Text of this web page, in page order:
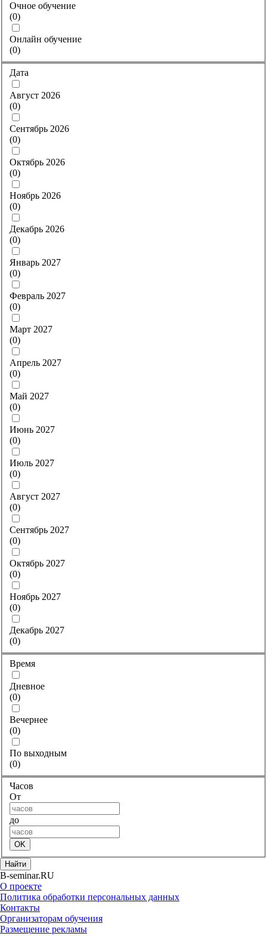
Очное обучение
(0)
Онлайн обучение
(0)
Дата
Август 2026
(0)
Сентябрь 2026
(0)
Октябрь 2026
(0)
Ноябрь 2026
(0)
Декабрь 2026
(0)
Январь 2027
(0)
Февраль 2027
(0)
Март 2027
(0)
Апрель 2027
(0)
Май 2027
(0)
Июнь 2027
(0)
Июль 2027
(0)
Август 2027
(0)
Сентябрь 2027
(0)
Октябрь 2027
(0)
Ноябрь 2027
(0)
Декабрь 2027
(0)
Время
Дневное
(0)
Вечернее
(0)
По выходным
(0)
Часов
От
до
OK
Найти
B-seminar.RU
О проекте
Политика обработки персональных данных
Контакты
Организаторам обучения
Размещение рекламы